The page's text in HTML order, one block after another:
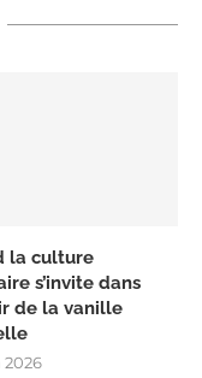
la culture
s’invite dans
de la vanille